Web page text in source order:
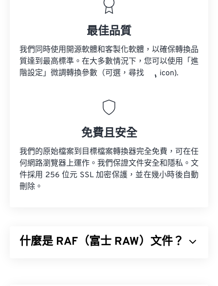
最佳品質
我們同時使用開源軟體和客製化軟體，以確保轉換品
質達到最高標準。在大多數情況下，您可以使用「進
階設定」微調轉換參數（可選，尋找
icon).
免費且安全
我們的原始檔案到目標檔案轉換器完全免費，可在任
何網路瀏覽器上運作。我們保證文件安全和隱私。文
件採用 256 位元 SSL 加密保護，並在幾小時後自動
刪除。
什麼是 RAF（富士 RAW）文件？